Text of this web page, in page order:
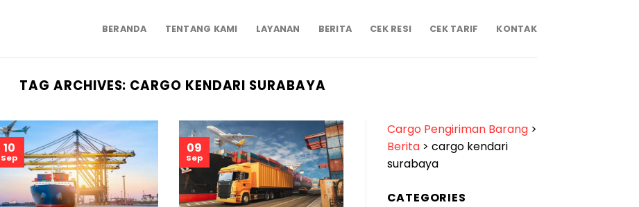
BERANDA TENTANG KAMI LAYANAN BERITA CEK RESI CEK TARIF KONTAK
TAG ARCHIVES: CARGO KENDARI SURABAYA
10
Sep
09
Sep
Cargo Pengiriman Barang>
Berita> cargo kendari
surabaya
CATEGORIES